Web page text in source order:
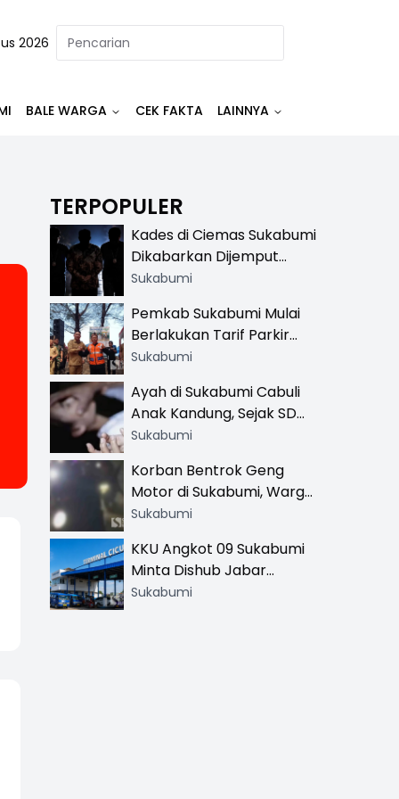
2026
BALE WARGA CEK FAKTA LAINNYA
TERPOPULER
Kades di Ciemas Sukabumi
Dikabarkan Dijemput
Satnarkoba, Polisi
Sukabumi
Pemkab Sukabumi Mulai
Berlakukan Tarif Parkir
Resmi di 13 Lokasi Wisata,
Khusus
Sukabumi
Ayah di Sukabumi Cabuli
Anak Kandung, Sejak SD
Hingga SMA
Sukabumi
Korban Bentrok Geng
Motor di Sukabumi, Warga
dan Sopir Tangki
Sukabumi
KKU Angkot 09 Sukabumi
Minta Dishub Jabar
Tertibkan Trayek Ciawi-
Sukabumi